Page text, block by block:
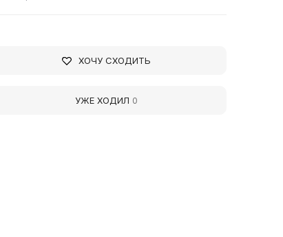
ХОЧУ СХОДИТЬ
УЖЕ ХОДИЛ 0